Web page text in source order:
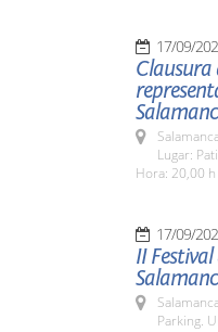
17/09/
Clausura
Lugar:
Hora: 20,00 h
17/09/
II
Parking.